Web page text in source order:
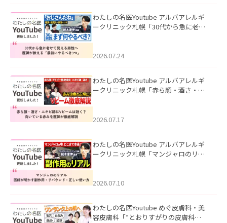
わたしの名医Youtube アルバアレルギ
ークリニック札幌「30代から急に老け
た。
2026.07.24
わたしの名医Youtube アルバアレルギ
ークリニック札幌「赤ら顔・酒さ・ニ
した。
2026.07.17
わたしの名医Youtube アルバアレルギ
ークリニック札幌「マンジャロのリア
た。
2026.07.10
わたしの名医Youtube めぐ皮膚科・美
容皮膚科「”とおりすがりの皮膚科